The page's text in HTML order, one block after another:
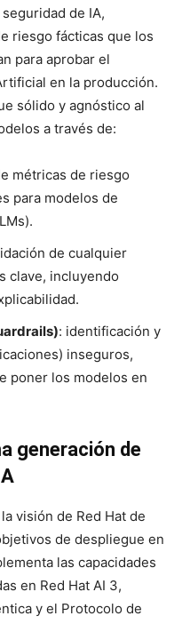
de IA,
riesgo fácticas que los
para aprobar el
en la producción.
sólido y agnóstico al
a través de:
métricas de riesgo
para modelos de
de cualquier
clave, incluyendo
: identificación y
inseguros,
poner los modelos en
generación de
visión de Red Hat de
de despliegue en
las capacidades
en Red Hat AI 3,
y el Protocolo de